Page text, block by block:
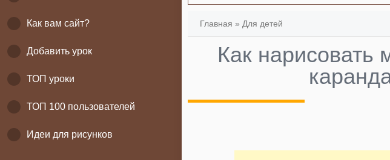
Как вам сайт?
Добавить урок
ТОП уроки
ТОП 100 пользователей
Идеи для рисунков
Главная » Для детей
Как нарисовать